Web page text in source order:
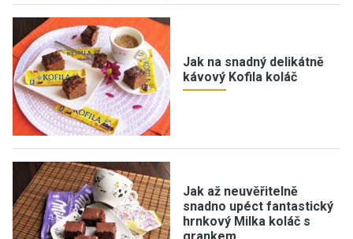
Jak na snadný delikátně
kávový Kofila koláč
Jak až neuvěřitelně
snadno upéct fantastický
hrnkový Milka koláč s
grankem